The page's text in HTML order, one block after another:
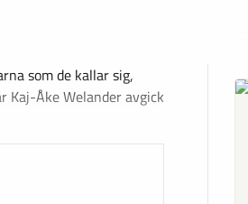
som de kallar sig,
Kaj-Åke Welander avgick